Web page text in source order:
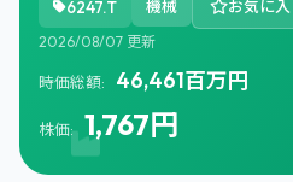
6247.T 機械 お気に入
2026/08/07 更新
時価総額: 46,461百万円
株価: 1,767円